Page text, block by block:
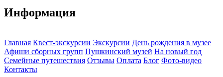
Информация
Главная Квест-экскурсии Экскурсии День рождения в музее
Афиши сборных групп Пушкинский музей На новый год
Семейные путешествия Отзывы Оплата Блог Фото-видео
Контакты